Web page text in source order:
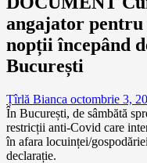
angajator pentru
nopții începând
București
Țîrlă Bianca octombrie 3,
În București, de sâmbătă
restricții anti-Covid care
în afara locuinței/
declarație.